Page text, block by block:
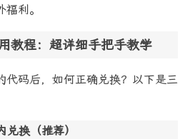
利。
教程：超详细手把手教学
代码后，如何正确兑换？以下是三
兑换（推荐）